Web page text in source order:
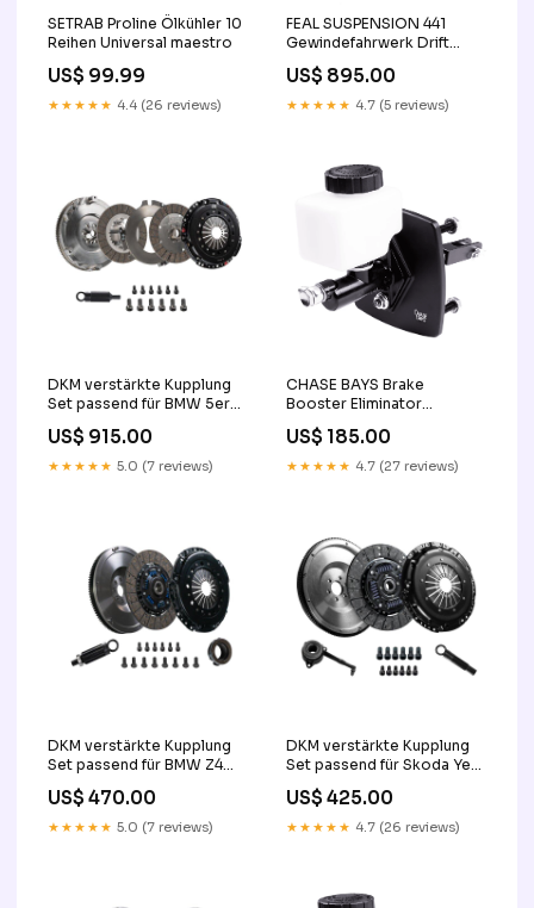
SETRAB Proline Ölkühler 10
Reihen Universal maestro
US$ 99.99
★★★★★ 4.4 (26 reviews)
FEAL SUSPENSION 441
Gewindefahrwerk Drift
M3 audi
US$ 895.00
★★★★★ 4.7 (5 reviews)
DKM verstärkte Kupplung
Set passend für BMW 5er
Motor:535i N55 (01/09-
10/16)
US$ 915.00
★★★★★ 5.0 (7 reviews)
CHASE BAYS Brake
Booster Eliminator
solara
US$ 185.00
★★★★★ 4.7 (27 reviews)
DKM verstärkte Kupplung
Set passend für BMW Z4
kit-2jz
US$ 470.00
★★★★★ 5.0 (7 reviews)
DKM verstärkte Kupplung
Set passend für Skoda Yeti
US$ 425.00
★★★★★ 4.7 (26 reviews)